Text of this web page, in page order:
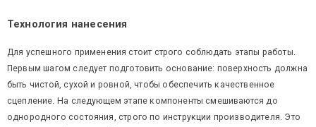
Технология нанесения
Для успешного применения стоит строго соблюдать этапы работы.
Первым шагом следует подготовить основание: поверхность должна
быть чистой, сухой и ровной, чтобы обеспечить качественное
сцепление. На следующем этапе компоненты смешиваются до
однородного состояния, строго по инструкции производителя. Это